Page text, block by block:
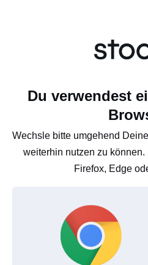
Du verwendest
Wechsle bitte umgehend
weiterhin nutzen zu
Firefox, Edge